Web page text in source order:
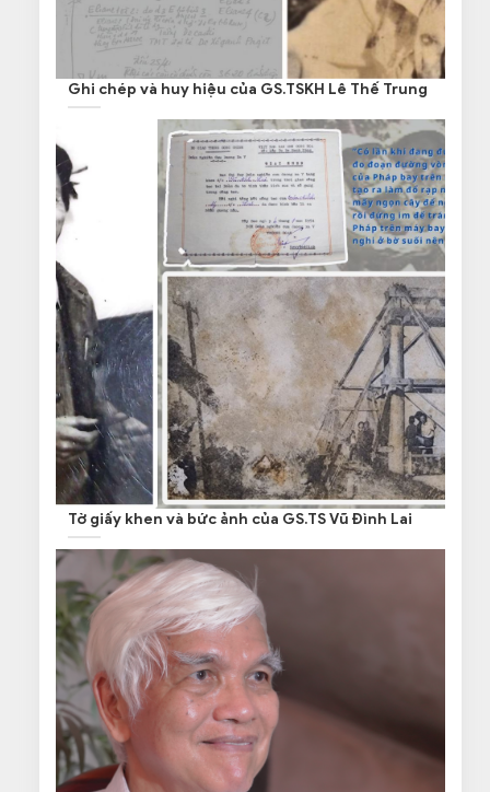
Ghi chép và huy hiệu của GS.TSKH Lê Thế Trung
Tờ giấy khen và bức ảnh của GS.TS Vũ Đình Lai